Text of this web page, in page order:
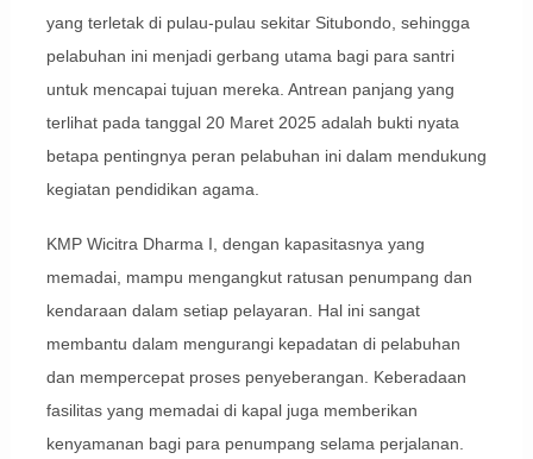
yang terletak di pulau-pulau sekitar Situbondo, sehingga
pelabuhan ini menjadi gerbang utama bagi para santri
untuk mencapai tujuan mereka. Antrean panjang yang
terlihat pada tanggal 20 Maret 2025 adalah bukti nyata
betapa pentingnya peran pelabuhan ini dalam mendukung
kegiatan pendidikan agama.
KMP Wicitra Dharma I, dengan kapasitasnya yang
memadai, mampu mengangkut ratusan penumpang dan
kendaraan dalam setiap pelayaran. Hal ini sangat
membantu dalam mengurangi kepadatan di pelabuhan
dan mempercepat proses penyeberangan. Keberadaan
fasilitas yang memadai di kapal juga memberikan
kenyamanan bagi para penumpang selama perjalanan.